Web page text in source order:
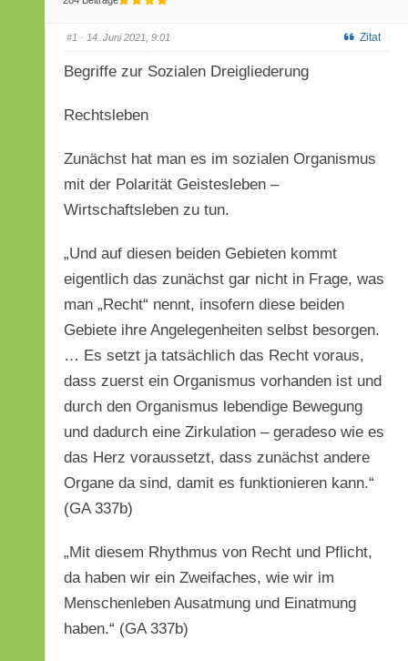
#1 · 14. Juni 2021, 9:01 Zitat
Begriffe zur Sozialen Dreigliederung
Rechtsleben
Zunächst hat man es im sozialen Organismus
mit der Polarität Geistesleben –
Wirtschaftsleben zu tun.
„Und auf diesen beiden Gebieten kommt
eigentlich das zunächst gar nicht in Frage, was
man „Recht“ nennt, insofern diese beiden
Gebiete ihre Angelegenheiten selbst besorgen.
… Es setzt ja tatsächlich das Recht voraus,
dass zuerst ein Organismus vorhanden ist und
durch den Organismus lebendige Bewegung
und dadurch eine Zirkulation – geradeso wie es
das Herz voraussetzt, dass zunächst andere
Organe da sind, damit es funktionieren kann.“
(GA 337b)
„Mit diesem Rhythmus von Recht und Pflicht,
da haben wir ein Zweifaches, wie wir im
Menschenleben Ausatmung und Einatmung
haben.“ (GA 337b)